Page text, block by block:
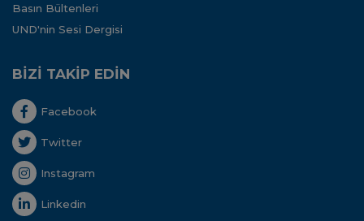
Basın Bültenleri
UND'nin Sesi Dergisi
BİZİ TAKİP EDİN
Facebook
Twitter
Instagram
Linkedin